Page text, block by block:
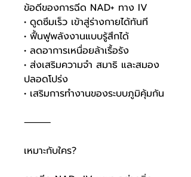
ข้อดีของการฉีด NAD+ ทาง IV
• ดูดซึมเร็ว เข้าสู่ร่างกายได้ทันที
• ฟื้นฟูพลังงานแบบรู้สึกได้
• ลดอาการเหนื่อยล้าเรื้อรัง
• ส่งเสริมความจำ สมาธิ และสมอง
ปลอดโปร่ง
• เสริมการทำงานของระบบภูมิคุ้มกัน
⸻
เหมาะกับใคร?